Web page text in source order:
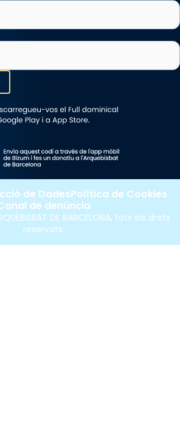
DE BARCELONA, tots els drets
reservats.
de DadesPolítica de Cookies
de denúncia